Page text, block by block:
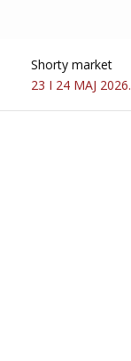
Shorty market
23 I 24 MAJ 2026.